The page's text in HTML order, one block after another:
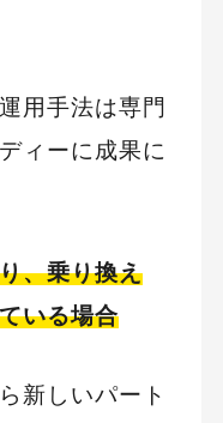
用手法は専門
ィーに成果に
、乗り換え
いる場合
新しいパート